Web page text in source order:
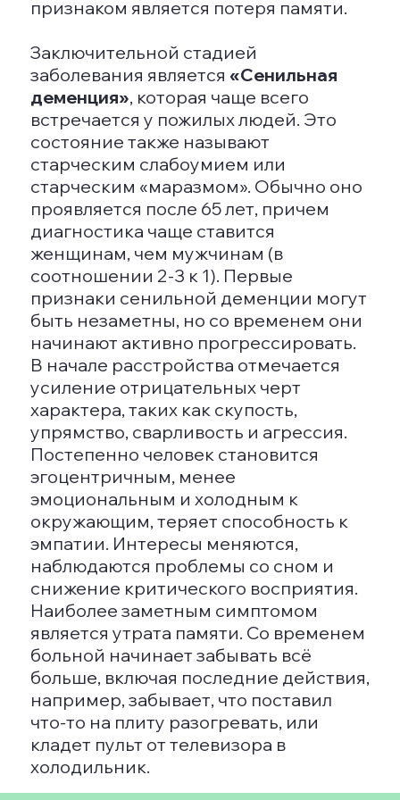
происходят на протяжении
раннюю диагностику болезни
сложной задачей. Первоначальные
симптомы включают депрессию,
общую усталость и проблемы с
памятью. По мере прогрессирования
болезни возникают сложности с
речью и дезориентация. Развивается
заболевание из-за накопления
патологических веществ в мозговых
клетках, что вызывает их
повреждение и нарушает функции.
Сосудистая деменция
Этот тип деменции возникает
вследствие заболеваний сосудов
головного мозга, таких как инсульт,
атеросклероз и травмы головы.
Симптомы
Основные проявления включают
трудности с выполнением
многоступенчатых мысленных
операций, логическими связями и
частичные сбои в работе памяти. Тем
не менее, пациенты в состоянии
заботиться о себе и ориентироваться
в знакомой обстановке.
Смешанная деменция
Смешанная деменция обусловлена
несколькими причинами и
встречается примерно у 45%
пациентов. Этот тип сочетает в себе
черты как болезни Альцгеймера, так и
сосудистой деменции.
Болезнь Паркинсона
Эта болезнь развивается из-за
повреждения подкорковых структур
мозга. К основным симптомам
относятся проблемы с восприятием
визуальной информации и трудности
в решении рутинных задач.